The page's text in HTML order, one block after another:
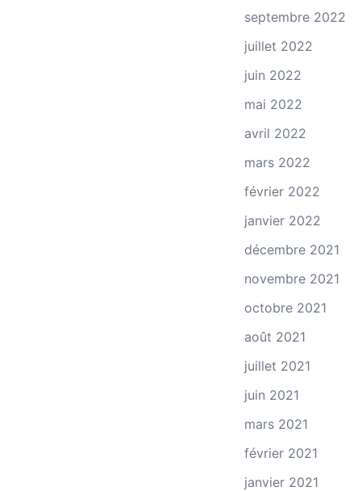
septembre 2022
juillet 2022
juin 2022
mai 2022
avril 2022
mars 2022
février 2022
janvier 2022
décembre 2021
novembre 2021
octobre 2021
août 2021
juillet 2021
juin 2021
mars 2021
février 2021
janvier 2021